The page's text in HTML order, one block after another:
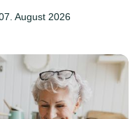
August 2026